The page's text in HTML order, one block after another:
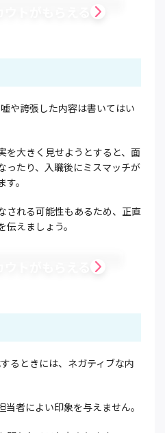
や誇張した内容は書いてはい
を大きく見せようとすると、面
ったり、入職後にミスマッチが
。
される可能性もあるため、正直
えましょう。
るときには、ネガティブな内
者によい印象を与えません。